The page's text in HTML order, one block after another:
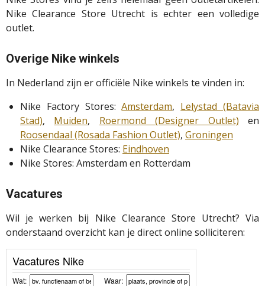
Nike Clearance Store Utrecht is echter een volledige
outlet.
Overige Nike winkels
In Nederland zijn er officiële Nike winkels te vinden in:
Nike Factory Stores:Amsterdam, Lelystad (Batavia
Stad), Muiden, Roermond (Designer Outlet) en
Roosendaal (Rosada Fashion Outlet), Groningen
Nike Clearance Stores: Eindhoven
Nike Stores: Amsterdam en Rotterdam
Vacatures
Wil je werken bij Nike Clearance Store Utrecht? Via
onderstaand overzicht kan je direct online solliciteren:
Vacatures Nike
Wat: Waar: